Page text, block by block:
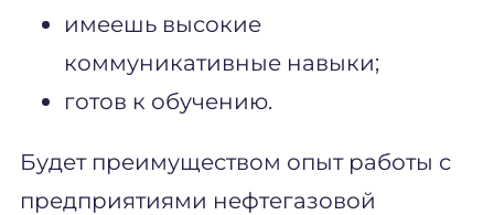
имеешь высокие
коммуникативные навыки;
готов к обучению.
Будет преимуществом опыт работы с
предприятиями нефтегазовой